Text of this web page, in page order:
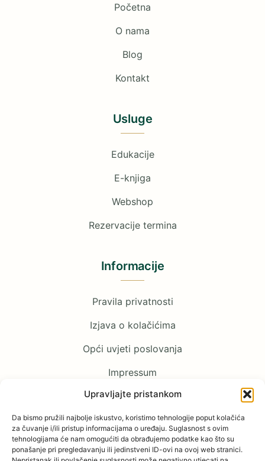
Upravljajte pristankom
Da bismo pružili najbolje iskustvo, koristimo tehnologije poput kolačića
za čuvanje i/ili pristup informacijama o uređaju. Suglasnost s ovim
tehnologijama će nam omogućiti da obrađujemo podatke kao što su
ponašanje pri pregledavanju ili jedinstveni ID-ovi na ovoj web stranici.
Početna
O nama
Blog
Kontakt
Usluge
Edukacije
E-knjiga
Webshop
Rezervacije termina
Informacije
Pravila privatnosti
Izjava o kolačićima
Opći uvjeti poslovanja
Impressum
Pratite nas
Facebook